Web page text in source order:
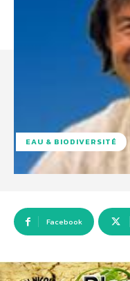
EAU & BIODIVERSITÉ
Facebook